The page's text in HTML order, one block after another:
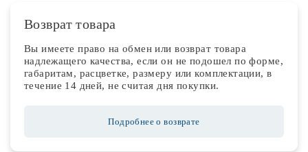
Возврат товара
Вы имеете право на обмен или возврат товара
надлежащего качества, если он не подошел по форме,
габаритам, расцветке, размеру или комплектации, в
течение 14 дней, не считая дня покупки.
Подробнее о возврате